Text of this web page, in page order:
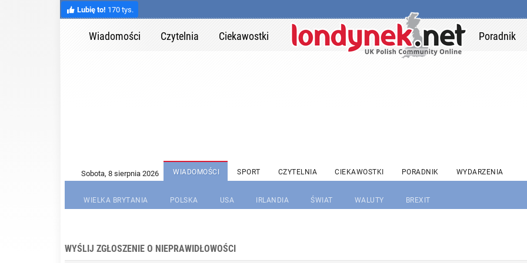
Lubię to! 170 tys.
Wiadomości Czytelnia Ciekawostki Poradnik
WIADOMOŚCI SPORT CZYTELNIA CIEKAWOSTKI PORADNIK WYDARZENIA
WIELKA BRYTANIA POLSKA USA IRLANDIA ŚWIAT WALUTY BREXIT
WYŚLIJ ZGŁOSZENIE O NIEPRAWIDŁOWOŚCI